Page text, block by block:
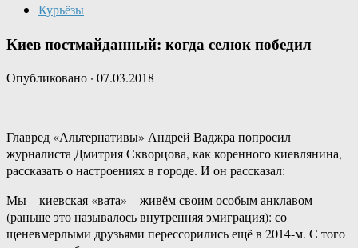
Курьёзы
Киев постмайданный: когда селюк победил
Опубликовано · 07.03.2018
Главред «Альтернативы» Андрей Ваджра попросил
журналиста Дмитрия Скворцова, как коренного киевлянина,
рассказать о настроениях в городе. И он рассказал:
Мы – киевская «вата» – живём своим особым анклавом
(раньше это называлось внутренняя эмиграция): со
щеневмерлыми друзьями перессорились ещё в 2014-м. С того